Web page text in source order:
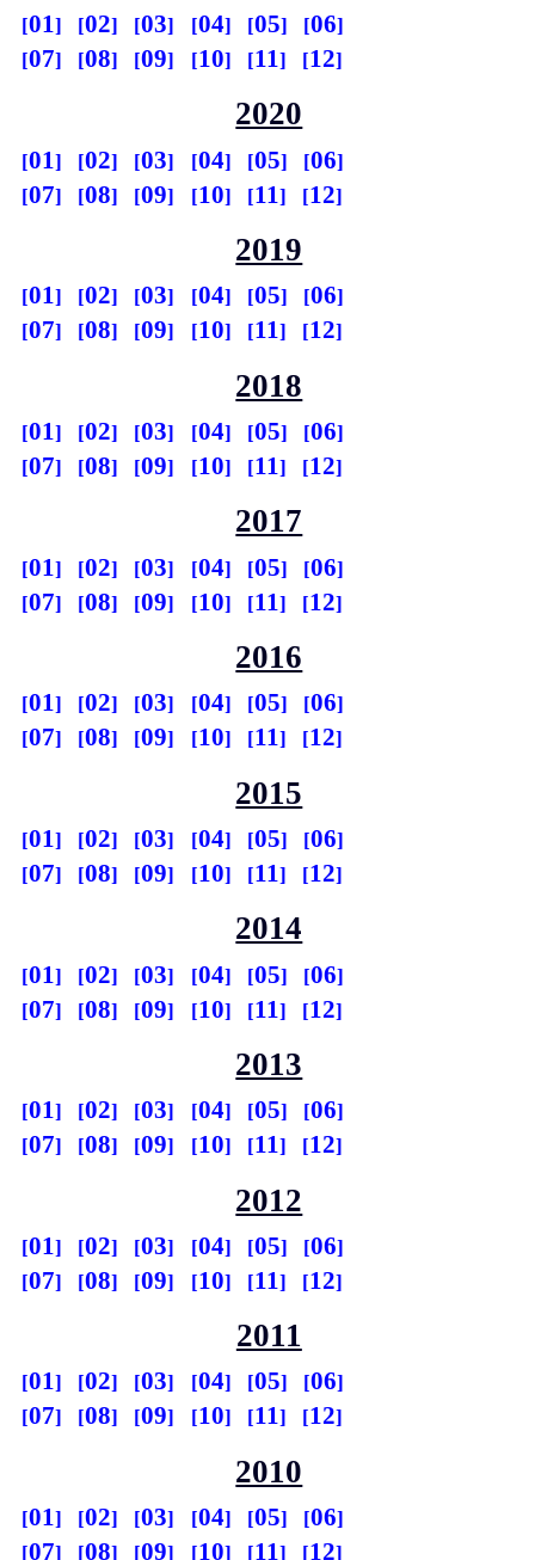
01 02 03 04 05
06
07
08 09 10 11 12
2020
01 02 03 04 05
06
07
08 09 10 11 12
2019
01 02 03 04 05
06
07
08 09 10 11 12
2018
01 02 03 04 05
06
07
08 09 10 11 12
2017
01 02 03 04 05
06
07
08 09 10 11 12
2016
01 02 03 04 05
06
07
08 09 10 11 12
2015
01 02 03 04 05
06
07
08 09 10 11 12
2014
01 02 03 04 05
06
07
08 09 10 11 12
2013
01 02 03 04 05
06
07
08 09 10 11 12
2012
01 02 03 04 05
06
07
08 09 10 11 12
2011
01 02 03 04 05
06
07
08 09 10 11 12
2010
01 02 03 04 05
06
07
08 09 10 11 12